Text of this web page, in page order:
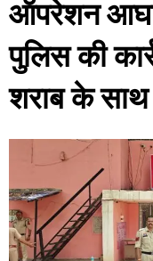
ऑपरेशन
पुलिस की
शराब के साथ